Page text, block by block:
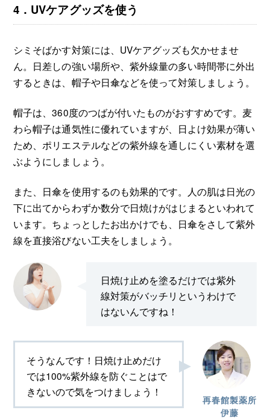
4．UVケアグッズを使う
シミそばかす対策には、UVケアグッズも欠かせませ
ん。日差しの強い場所や、紫外線量の多い時間帯に外出
するときは、帽子や日傘などを使って対策しましょう。
帽子は、360度のつばが付いたものがおすすめです。麦
わら帽子は通気性に優れていますが、日よけ効果が薄い
ため、ポリエステルなどの紫外線を通しにくい素材を選
ぶようにしましょう。
また、日傘を使用するのも効果的です。人の肌は日光の
下に出てからわずか数分で日焼けがはじまるといわれて
います。ちょっとしたお出かけでも、日傘をさして紫外
線を直接浴びない工夫をしましょう。
日焼け止めを塗るだけでは紫外
線対策がバッチリというわけで
はないんですね！
再春館製薬所
伊藤
そうなんです！日焼け止めだけ
では100%紫外線を防ぐことはで
きないので気をつけましょう！